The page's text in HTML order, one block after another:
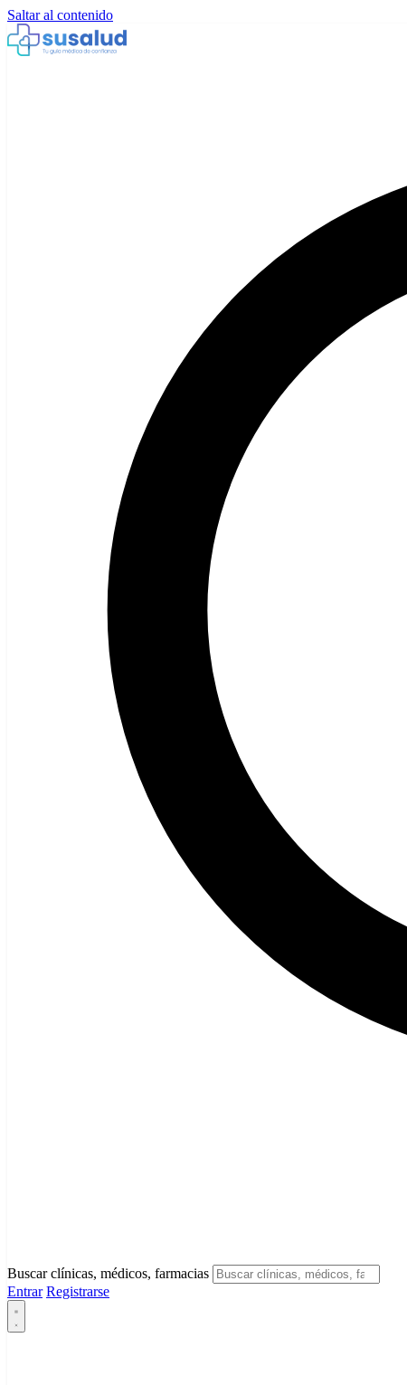
Saltar al contenido
Buscar clínicas, médicos, farmacias
Entrar Registrarse